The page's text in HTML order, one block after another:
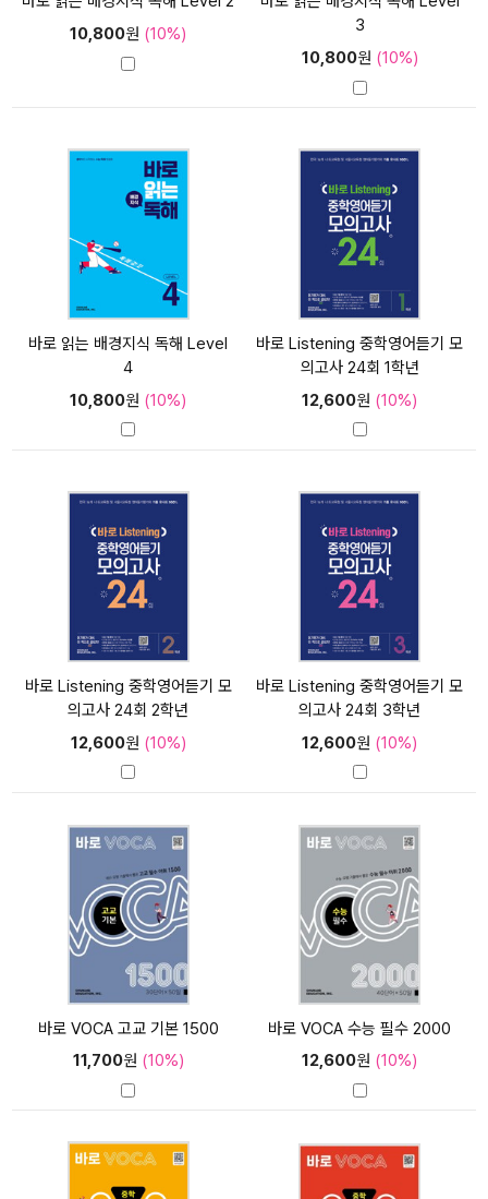
10,800원 (10%)
3
10,800원 (10%)
바로 읽는 배경지식 독해 Level
4
10,800원 (10%)
바로 Listening 중학영어듣기 모
의고사 24회 1학년
12,600원 (10%)
바로 Listening 중학영어듣기 모
의고사 24회 2학년
12,600원 (10%)
바로 Listening 중학영어듣기 모
의고사 24회 3학년
12,600원 (10%)
바로 VOCA 고교 기본 1500
11,700원 (10%)
바로 VOCA 수능 필수 2000
12,600원 (10%)